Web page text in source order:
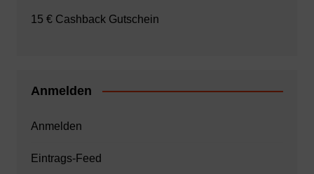
15 € Cashback Gutschein
Anmelden
Anmelden
Eintrags-Feed